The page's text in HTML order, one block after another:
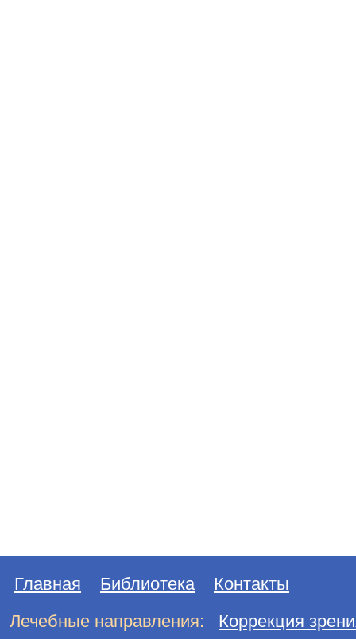
Главная Библиотека
Контакты
Лечебные направления:
Коррекция